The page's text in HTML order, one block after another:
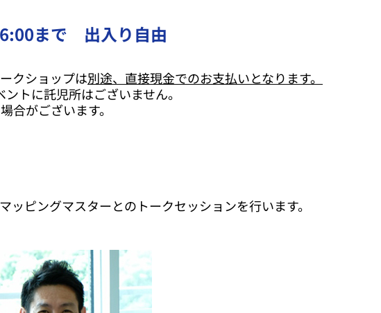
まで 出入り自由
クショップは別途、直接現金でのお支払いとなります。
トに託児所はございません。
合がございます。
ピングマスターとのトークセッションを行います。